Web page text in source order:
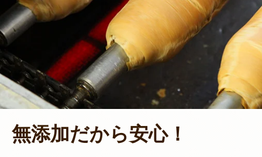
無添加だから安心！